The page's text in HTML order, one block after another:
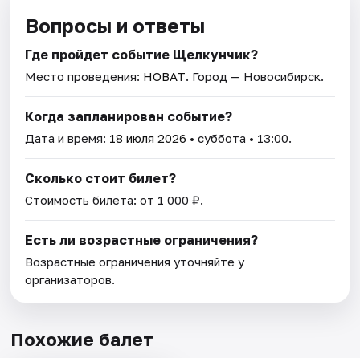
Вопросы и ответы
Где пройдет событие Щелкунчик?
Место проведения: НОВАТ. Город — Новосибирск.
Когда запланирован событие?
Дата и время: 18 июля 2026 • суббота • 13:00.
Сколько стоит билет?
Стоимость билета: от 1 000 ₽.
Есть ли возрастные ограничения?
Возрастные ограничения уточняйте у
организаторов.
Похожие балет